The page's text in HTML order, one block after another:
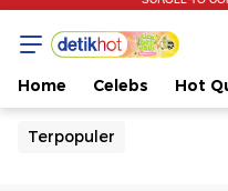
Home Celebs Hot
Terpopuler